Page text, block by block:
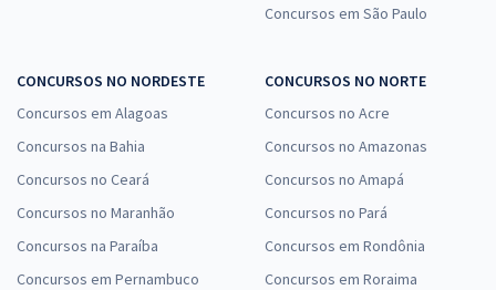
Concursos em São Paulo
CONCURSOS NO NORDESTE
Concursos em Alagoas
Concursos na Bahia
Concursos no Ceará
Concursos no Maranhão
Concursos na Paraíba
Concursos em Pernambuco
CONCURSOS NO NORTE
Concursos no Acre
Concursos no Amazonas
Concursos no Amapá
Concursos no Pará
Concursos em Rondônia
Concursos em Roraima